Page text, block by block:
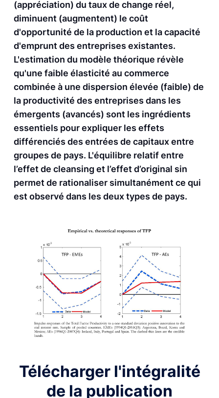
(appréciation) du taux de change réel,
diminuent (augmentent) le coût
d'opportunité de la production et la capacité
d'emprunt des entreprises existantes.
L'estimation du modèle théorique révèle
qu'une faible élasticité au commerce
combinée à une dispersion élevée (faible) de
la productivité des entreprises dans les
émergents (avancés) sont les ingrédients
essentiels pour expliquer les effets
différenciés des entrées de capitaux entre
groupes de pays. L'équilibre relatif entre
l’effet de cleansing et l’effet d’original sin
permet de rationaliser simultanément ce qui
est observé dans les deux types de pays.
Télécharger l'intégralité
de la publication